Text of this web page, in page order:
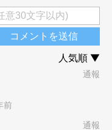
りしているコ」だったそ
しまったそう。多少触っ
すぐにぐっすりと眠って